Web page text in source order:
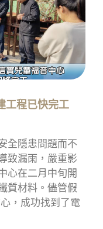
工程已快完工
全隱患問題而不
致漏雨，嚴重影
心在二月中旬開
質材料。儘管假
，成功找到了電